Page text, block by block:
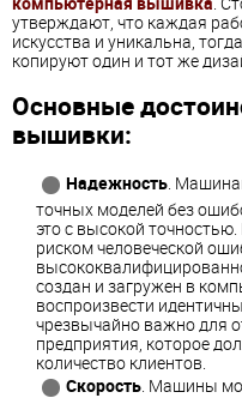
утверждают, что каждая
искусства и уникальна,
копируют один и тот же
Основные
вышивки:
Надежность.
точных моделей без
это с высокой
риском человеческой
создан и загружен в
воспроизвести
чрезвычайно важно для
предприятия, которое
количество клиентов.
Скорость. Машины